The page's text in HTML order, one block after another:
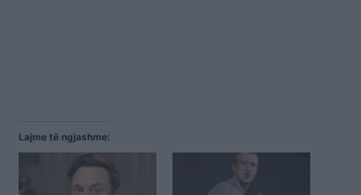
Lajme të ngjashme: